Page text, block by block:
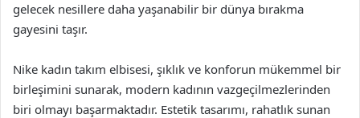
gelecek nesillere daha yaşanabilir bir dünya bırakma
gayesini taşır.
Nike kadın takım elbisesi, şıklık ve konforun mükemmel bir
birleşimini sunarak, modern kadının vazgeçilmezlerinden
biri olmayı başarmaktadır. Estetik tasarımı, rahatlık sunan